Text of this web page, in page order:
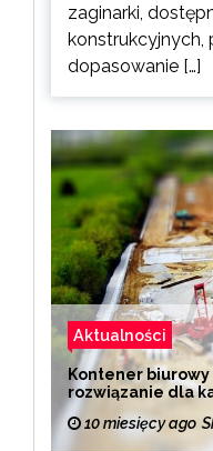
zaginarki,
konstrukcyjnych,
dopasowanie […]
Aktualności
Kontener biurowy
rozwiązanie dla
10 miesięcy ago